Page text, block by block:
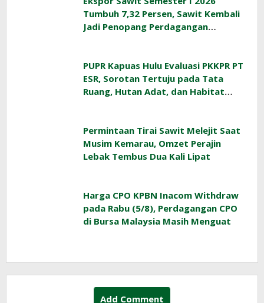
Tumbuh 7,32 Persen, Sawit Kembali
Jadi Penopang Perdagangan
PUPR Kapuas Hulu Evaluasi PKKPR PT
ESR, Sorotan Tertuju pada Tata
Ruang, Hutan Adat, dan Habitat
Permintaan Tirai Sawit Melejit Saat
Musim Kemarau, Omzet Perajin
Lebak Tembus Dua Kali Lipat
Harga CPO KPBN Inacom Withdraw
pada Rabu (5/8), Perdagangan CPO
di Bursa Malaysia Masih Menguat
Add Comment